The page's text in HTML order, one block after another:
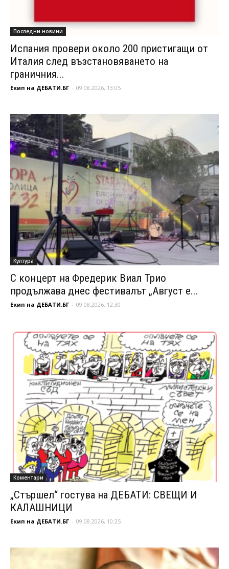
Последни новини
Испания провери около 200 пристигащи от
Италия след възстановяването на
граничния...
Екип на ДЕБАТИ.БГ - 09.08.2026, 13:05
Култура
С концерт на Фредерик Виал Трио
продължава днес фестивалът „Август е...
Екип на ДЕБАТИ.БГ - 09.08.2026, 12:30
Коментари
„Стършел“ гостува на ДЕБАТИ: СВЕЩИ И
КАЛАШНИЦИ
Екип на ДЕБАТИ.БГ - 09.08.2026, 10:25